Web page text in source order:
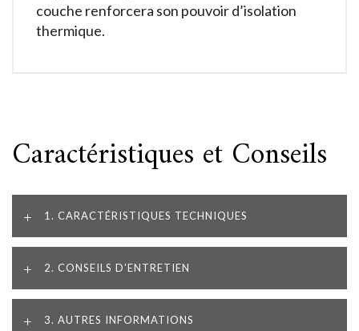
couche renforcera son pouvoir d’isolation
thermique.
Caractéristiques et Conseils
1. CARACTÉRISTIQUES TECHNIQUES
2. CONSEILS D'ENTRETIEN
3. AUTRES INFORMATIONS